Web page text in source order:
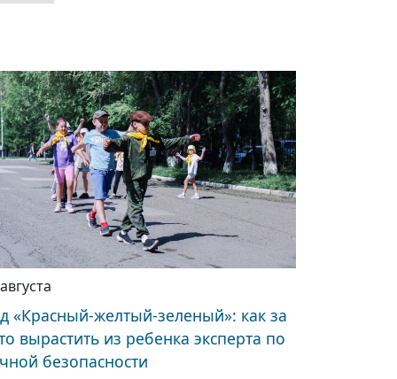
«Красный-желтый-зеленый»: как за
вырастить из ребенка эксперта по
безопасности